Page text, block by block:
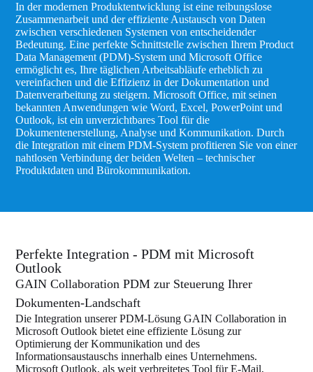
In der modernen Produktentwicklung ist eine reibungslose
Zusammenarbeit und der effiziente Austausch von Daten
zwischen verschiedenen Systemen von entscheidender
Bedeutung. Eine perfekte Schnittstelle zwischen Ihrem Product
Data Management (PDM)-System und Microsoft Office
ermöglicht es, Ihre täglichen Arbeitsabläufe erheblich zu
vereinfachen und die Effizienz in der Dokumentation und
Datenverarbeitung zu steigern. Microsoft Office, mit seinen
bekannten Anwendungen wie Word, Excel, PowerPoint und
Outlook, ist ein unverzichtbares Tool für die
Dokumentenerstellung, Analyse und Kommunikation. Durch
die Integration mit einem PDM-System profitieren Sie von einer
nahtlosen Verbindung der beiden Welten – technischer
Produktdaten und Bürokommunikation.
Perfekte Integration - PDM mit Microsoft
Outlook
GAIN Collaboration PDM zur Steuerung Ihrer
Dokumenten-Landschaft
Die Integration unserer PDM-Lösung GAIN Collaboration in
Microsoft Outlook bietet eine effiziente Lösung zur
Optimierung der Kommunikation und des
Informationsaustauschs innerhalb eines Unternehmens.
Microsoft Outlook, als weit verbreitetes Tool für E-Mail,